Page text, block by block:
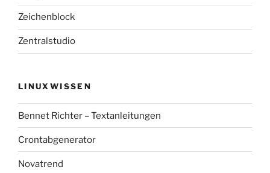
Zeichenblock
Zentralstudio
LINUXWISSEN
Bennet Richter – Textanleitungen
Crontabgenerator
Novatrend